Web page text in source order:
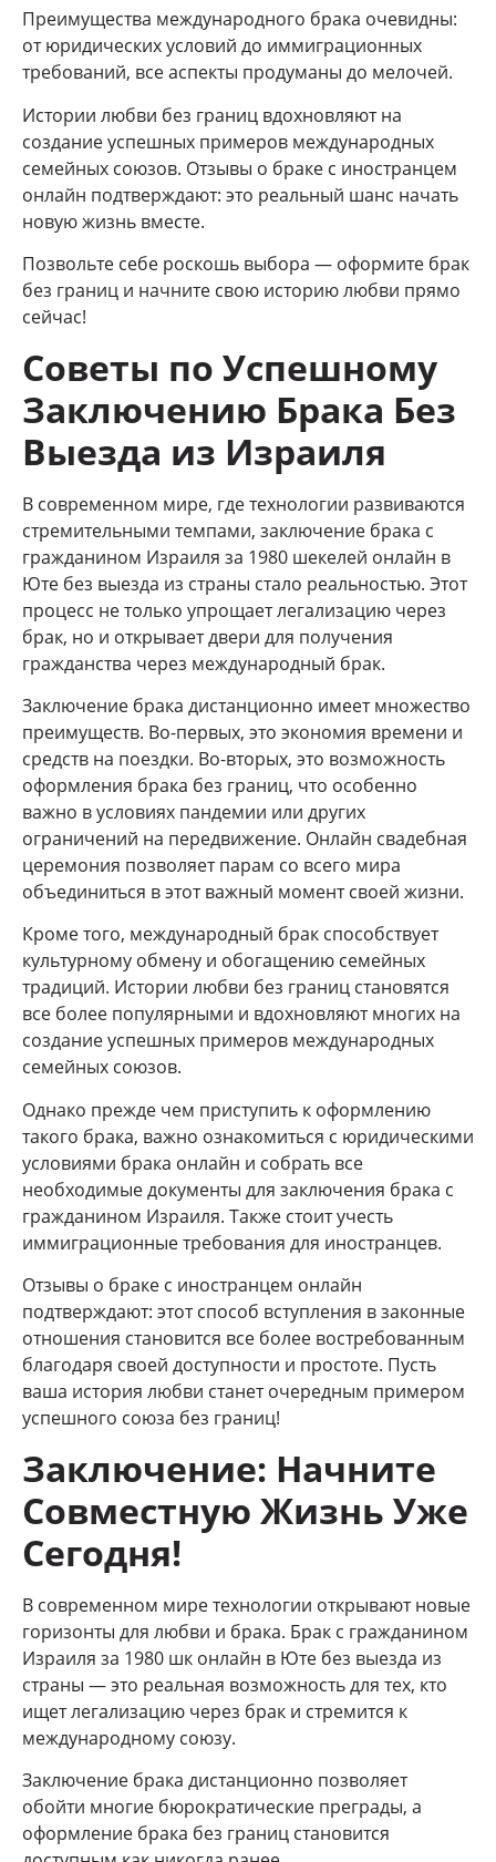
Преимущества международного брака очевидны:
от юридических условий до иммиграционных
требований, все аспекты продуманы до мелочей.
Истории любви без границ вдохновляют на
создание успешных примеров международных
семейных союзов. Отзывы о браке с иностранцем
онлайн подтверждают: это реальный шанс начать
новую жизнь вместе.
Позвольте себе роскошь выбора — оформите брак
без границ и начните свою историю любви прямо
сейчас!
Советы по Успешному
Заключению Брака Без
Выезда из Израиля
В современном мире, где технологии развиваются
стремительными темпами, заключение брака с
гражданином Израиля за 1980 шекелей онлайн в
Юте без выезда из страны стало реальностью. Этот
процесс не только упрощает легализацию через
брак, но и открывает двери для получения
гражданства через международный брак.
Заключение брака дистанционно имеет множество
преимуществ. Во-первых, это экономия времени и
средств на поездки. Во-вторых, это возможность
оформления брака без границ, что особенно
важно в условиях пандемии или других
ограничений на передвижение. Онлайн свадебная
церемония позволяет парам со всего мира
объединиться в этот важный момент своей жизни.
Кроме того, международный брак способствует
культурному обмену и обогащению семейных
традиций. Истории любви без границ становятся
все более популярными и вдохновляют многих на
создание успешных примеров международных
семейных союзов.
Однако прежде чем приступить к оформлению
такого брака, важно ознакомиться с юридическими
условиями брака онлайн и собрать все
необходимые документы для заключения брака с
гражданином Израиля. Также стоит учесть
иммиграционные требования для иностранцев.
Отзывы о браке с иностранцем онлайн
подтверждают: этот способ вступления в законные
отношения становится все более востребованным
благодаря своей доступности и простоте. Пусть
ваша история любви станет очередным примером
успешного союза без границ!
Заключение: Начните
Совместную Жизнь Уже
Сегодня!
В современном мире технологии открывают новые
горизонты для любви и брака. Брак с гражданином
Израиля за 1980 шк онлайн в Юте без выезда из
страны — это реальная возможность для тех, кто
ищет легализацию через брак и стремится к
международному союзу.
Заключение брака дистанционно позволяет
обойти многие бюрократические преграды, а
оформление брака без границ становится